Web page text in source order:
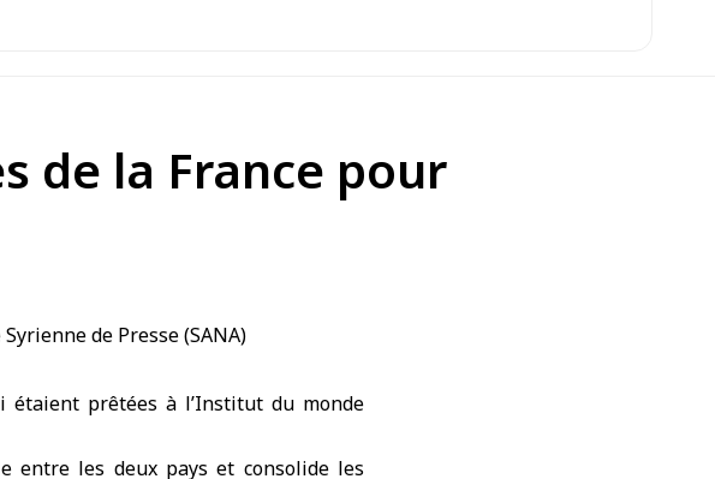
de la France pour
étaient prêtées à l’Institut du monde
entre les deux pays et consolide les